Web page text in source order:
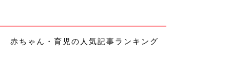
赤ちゃん・育児の人気記事ランキング